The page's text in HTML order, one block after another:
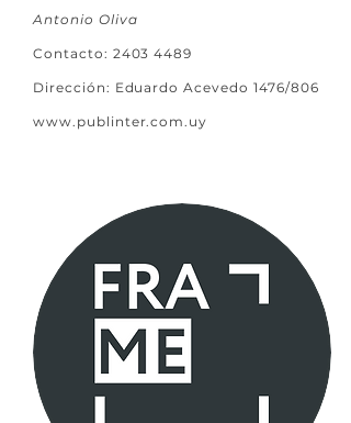
Antonio Oliva
Contacto: 2403 4489
Dirección: Eduardo Acevedo 1476/806
www.publinter.com.uy